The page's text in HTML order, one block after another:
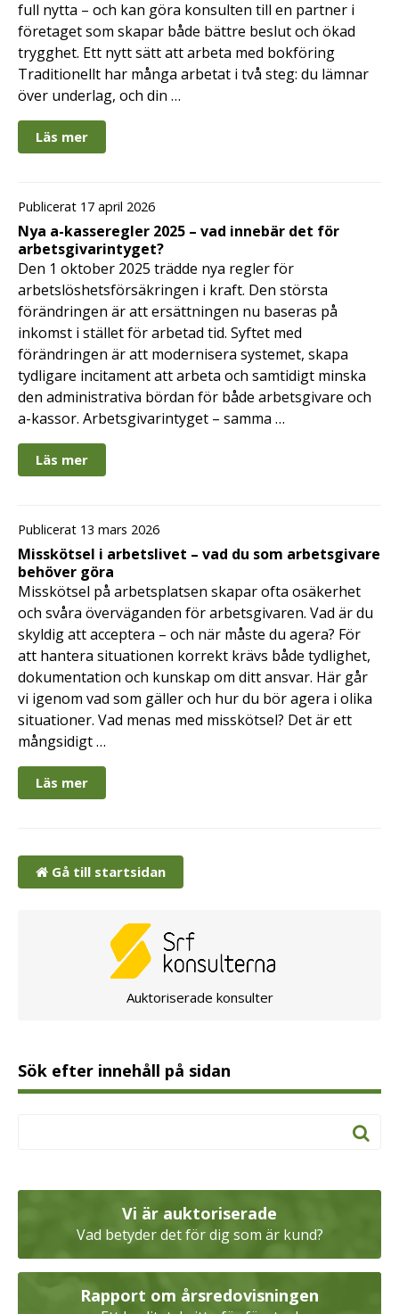
full nytta – och kan göra konsulten till en partner i
företaget som skapar både bättre beslut och ökad
trygghet. Ett nytt sätt att arbeta med bokföring
Traditionellt har många arbetat i två steg: du lämnar
över underlag, och din …
Läs mer
Publicerat 17 april 2026
Nya a-kasseregler 2025 – vad innebär det för
arbetsgivarintyget?
Den 1 oktober 2025 trädde nya regler för
arbetslöshetsförsäkringen i kraft. Den största
förändringen är att ersättningen nu baseras på
inkomst i stället för arbetad tid. Syftet med
förändringen är att modernisera systemet, skapa
tydligare incitament att arbeta och samtidigt minska
den administrativa bördan för både arbetsgivare och
a-kassor. Arbetsgivarintyget – samma …
Läs mer
Publicerat 13 mars 2026
Misskötsel i arbetslivet – vad du som arbetsgivare
behöver göra
Misskötsel på arbetsplatsen skapar ofta osäkerhet
och svåra överväganden för arbetsgivaren. Vad är du
skyldig att acceptera – och när måste du agera? För
att hantera situationen korrekt krävs både tydlighet,
dokumentation och kunskap om ditt ansvar. Här går
vi igenom vad som gäller och hur du bör agera i olika
situationer. Vad menas med misskötsel? Det är ett
mångsidigt …
Läs mer
Gå till startsidan
Auktoriserade konsulter
Sök efter innehåll på sidan
Vi är auktoriserade
Vad betyder det för dig som är kund?
Rapport om årsredovisningen